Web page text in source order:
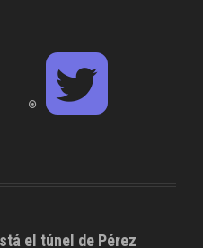
w
el túnel de Pérez